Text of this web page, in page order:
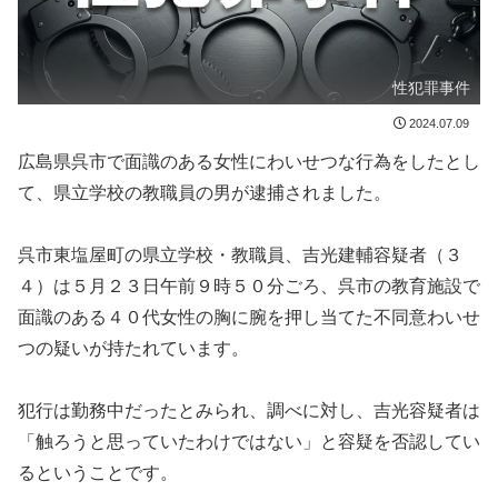
性犯罪事件
2024.07.09
広島県呉市で面識のある女性にわいせつな行為をしたとし
て、県立学校の教職員の男が逮捕されました。
呉市東塩屋町の県立学校・教職員、吉光建輔容疑者（３
４）は５月２３日午前９時５０分ごろ、呉市の教育施設で
面識のある４０代女性の胸に腕を押し当てた不同意わいせ
つの疑いが持たれています。
犯行は勤務中だったとみられ、調べに対し、吉光容疑者は
「触ろうと思っていたわけではない」と容疑を否認してい
るということです。